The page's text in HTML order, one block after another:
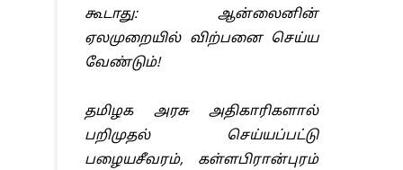
கூடாது: ஆன்லைனின்
ஏலமுறையில் விற்பனை செய்ய
வேண்டும்!
தமிழக அரசு அதிகாரிகளால்
பறிமுதல் செய்யப்பட்டு
பழையசீவரம், கள்ளபிரான்புரம்